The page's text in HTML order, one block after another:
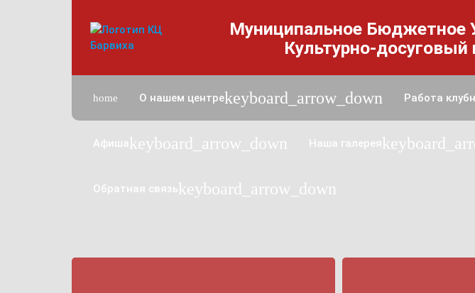
Муниципальное Бюджетное
Культурно-досуговый
home О нашем центреkeyboard_arrow_down Работа
Афиша keyboard_arrow_down Наша галерея
Обратная связь keyboard_arrow_down